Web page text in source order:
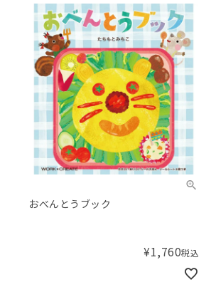
おべんとうブック
¥1,760税込